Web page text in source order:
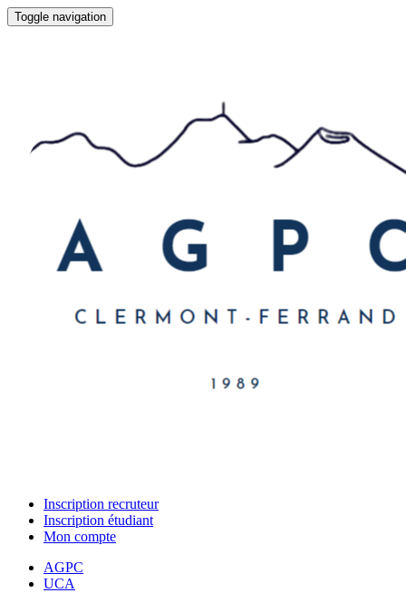
Toggle navigation
Inscription recruteur
Inscription étudiant
Mon compte
AGPC
UCA